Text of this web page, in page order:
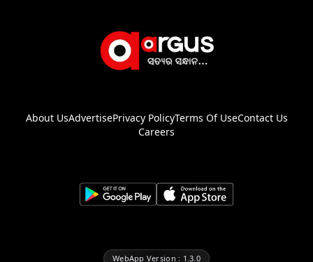
About UsAdvertisePrivacy PolicyTerms Of UseContact Us
Careers
WebApp Version : 1.3.0